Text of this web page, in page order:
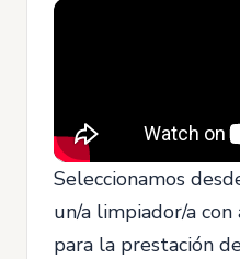
Seleccionamos
un/a limpiador/a
para la prestación